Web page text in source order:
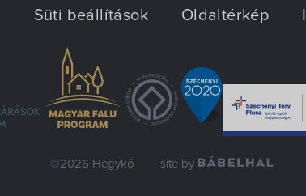
Süti beállítások Oldaltérkép
©2026 Hegykő site by